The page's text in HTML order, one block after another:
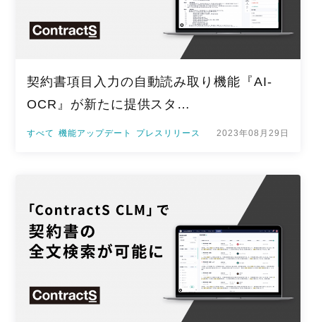
契約書項目入力の自動読み取り機能『AI-
OCR』が新たに提供スタ…
すべて 機能アップデート プレスリリース 2023年08月29日